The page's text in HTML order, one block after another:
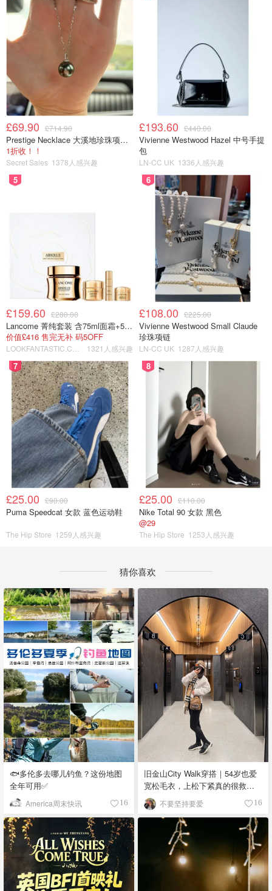
£69.90 £714.90
Prestige Necklace 大溪地珍珠项链 10-11mm
1折收！！
Secret Sales 1378人感兴趣
£193.60 £440.00
Vivienne Westwood Hazel 中号手提
包
LN-CC UK 1336人感兴趣
5
£159.60 £280.00
Lancome 菁纯套装 含75ml面霜+5ml精华+5ml眼霜
价值£416 售完无补 码5OFF
1321人感兴趣
6
£108.00 £225.00
Vivienne Westwood Small Claude
珍珠项链
LN-CC UK 1287人感兴趣
7
£25.00 £90.00
Puma Speedcat 女款 蓝色运动鞋
The Hip Store 1259人感兴趣
8
£25.00 £110.00
Nike Total 90 女款 黑色
@29
The Hip Store 1253人感兴趣
猜你喜欢
🐟多伦多去哪儿钓鱼？这份地图
全年可用✅
America周末快讯 16
旧金山City Walk穿搭｜54岁也爱
宽松毛衣，上松下紧真的很救比
例
不要坚持要爱 16